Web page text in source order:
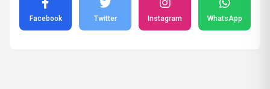
Facebook Twitter Instagram WhatsApp